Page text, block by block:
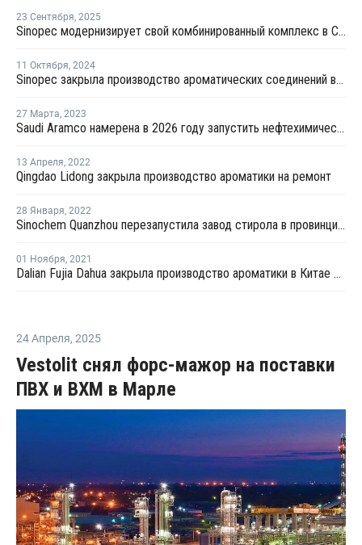
23 Сентября, 2025
Sinopec модернизирует свой комбинированный комплекс в Синьцзяне
11 Октября, 2024
Sinopec закрыла производство ароматических соединений в Китае из-за механического сбоя
27 Марта, 2023
Saudi Aramco намерена в 2026 году запустить нефтехимический комплекс в Китае
13 Апреля, 2022
Qingdao Lidong закрыла производство ароматики на ремонт
28 Января, 2022
Sinochem Quanzhou перезапустила завод стирола в провинции Фуцзянь после ремонта
01 Ноября, 2021
Dalian Fujia Dahua закрыла производство ароматики в Китае на ремонт
24 Апреля, 2025
Vestolit снял форс-мажор на поставки
ПВХ и ВХМ в Марле